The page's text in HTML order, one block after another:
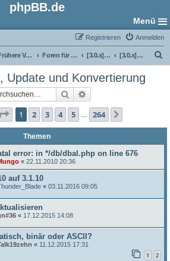
phpBB.de
Menü
Anmelden
Registrieren
Frühere Versionen Foren für phpBB 3.0 [3.0.x] Support-Foren [3.0.x] Installation, Update und Konvertierung
Update und Konvertierung
Suche
Seite 1von 264
1 2 3 4 5 264
Themen
error: in */db/dbal.php on line 676
« 22.11.2010 20:36
auf 3.1.10
« 03.11.2016 09:05
« 17.12.2015 14:08
binär oder ASCII?
« 11.12.2015 17:31
1 2